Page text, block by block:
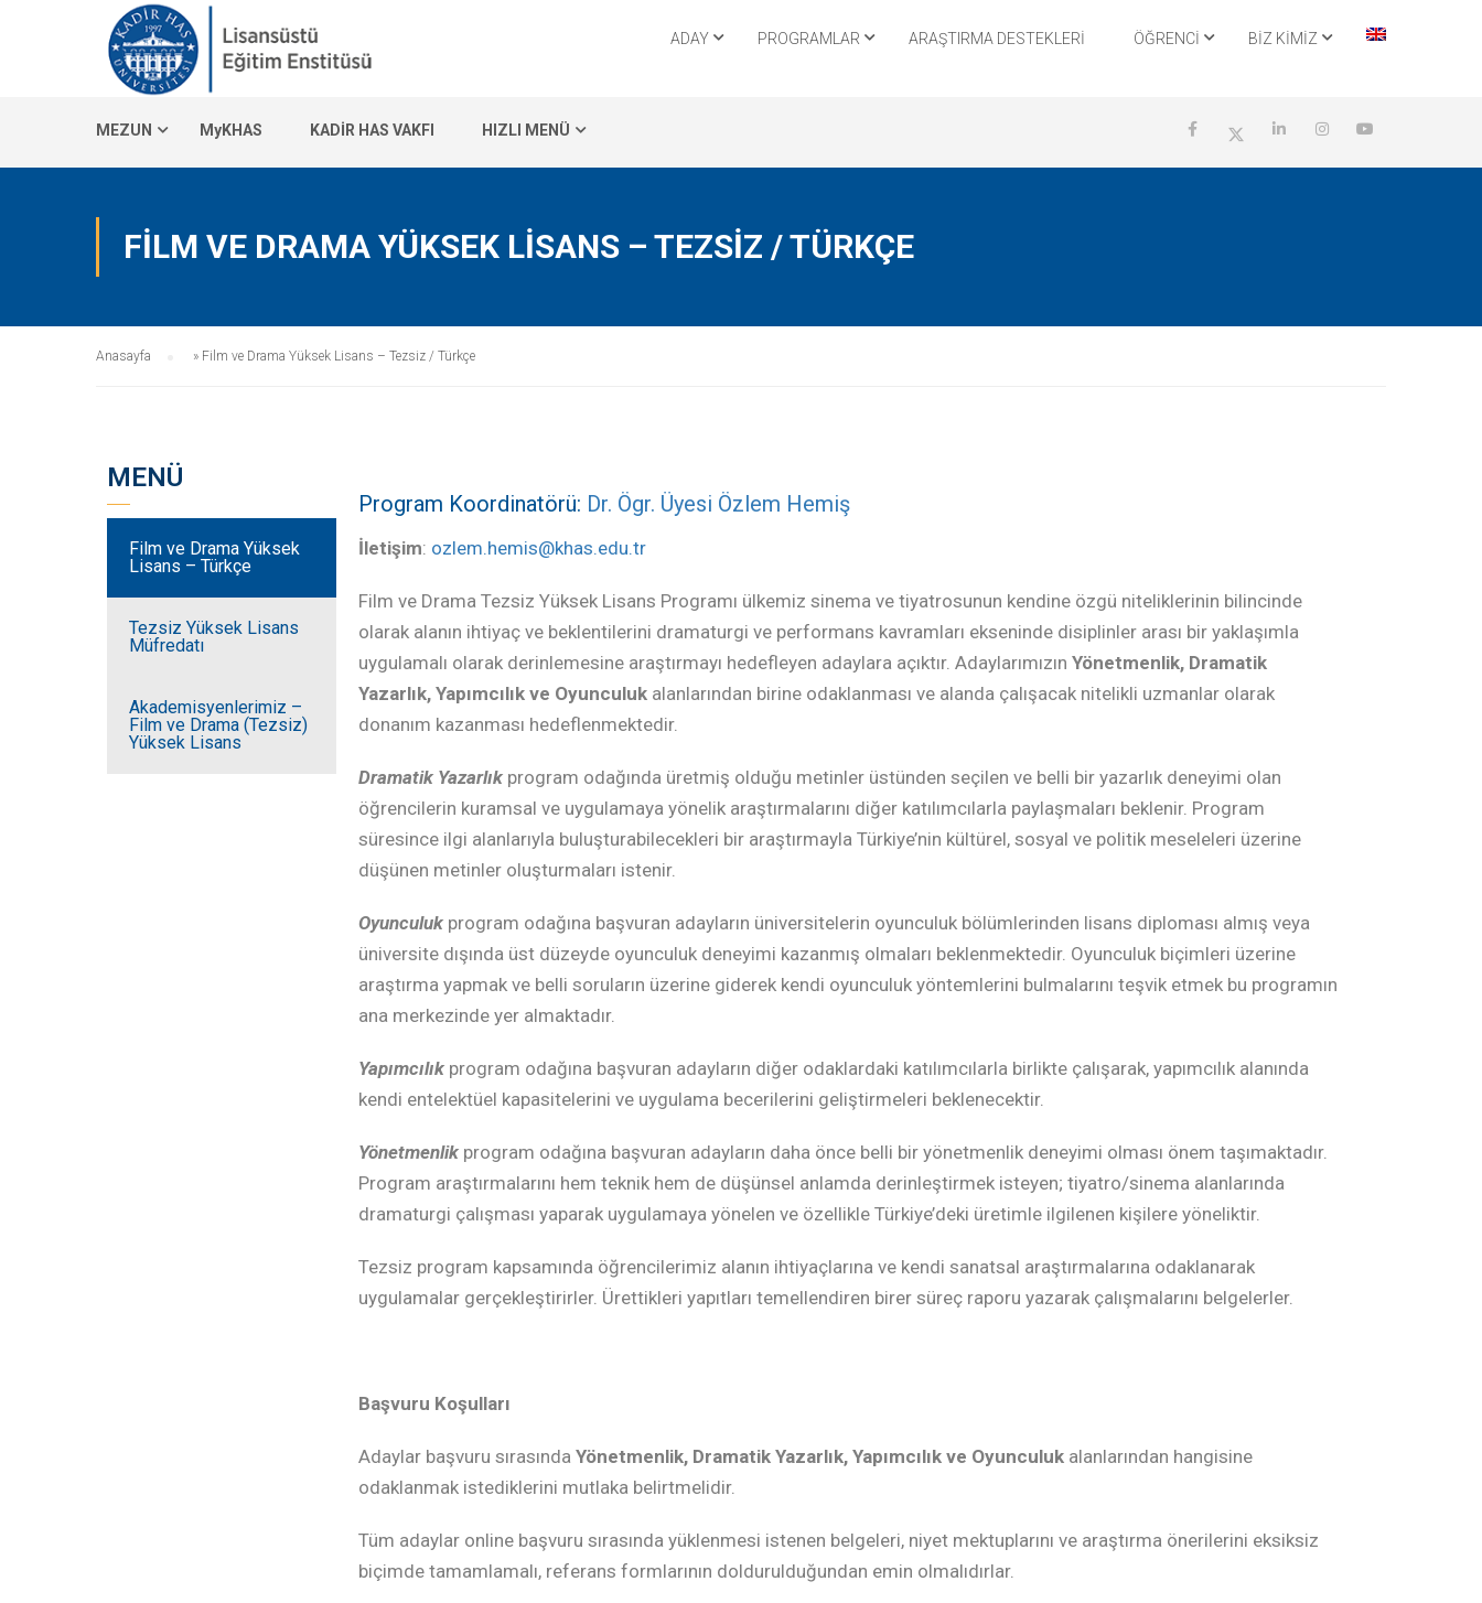
ADAY PROGRAMLAR ARAŞTIRMA DESTEKLERI ÖĞRENCİ BİZ KİMİZ
MEZUN MyKHAS KADİR HAS VAKFI HIZLI MENÜ
FILM VE DRAMA YÜKSEK LISANS – TEZSIZ / TÜRKÇE
Anasayfa » Film ve Drama Yüksek Lisans – Tezsiz / Türkçe
MENÜ
Film ve Drama Yüksek
Lisans – Türkçe
Tezsiz Yüksek Lisans
Müfredatı
Akademisyenlerimiz –
Film ve Drama (Tezsiz)
Yüksek Lisans
Program Koordinatörü: Dr. Ögr. Üyesi Özlem Hemiş
İletişim: ozlem.hemis@khas.edu.tr
Film ve Drama Tezsiz Yüksek Lisans Programı ülkemiz sinema ve tiyatrosunun kendine özgü niteliklerinin bilincinde
olarak alanın ihtiyaç ve beklentilerini dramaturgi ve performans kavramları ekseninde disiplinler arası bir yaklaşımla
uygulamalı olarak derinlemesine araştırmayı hedefleyen adaylara açıktır. Adaylarımızın Yönetmenlik, Dramatik
Yazarlık, Yapımcılık ve Oyunculukalanlarından birine odaklanması ve alanda çalışacak nitelikli uzmanlar olarak
donanım kazanması hedeflenmektedir.
Dramatik Yazarlık program odağında üretmiş olduğu metinler üstünden seçilen ve belli bir yazarlık deneyimi olan
öğrencilerin kuramsal ve uygulamaya yönelik araştırmalarını diğer katılımcılarla paylaşmaları beklenir. Program
süresince ilgi alanlarıyla buluşturabilecekleri bir araştırmayla Türkiye’nin kültürel, sosyal ve politik meseleleri üzerine
düşünen metinler oluşturmaları istenir.
Oyunculukprogram odağına başvuran adayların üniversitelerin oyunculuk bölümlerinden lisans diploması almış veya
üniversite dışında üst düzeyde oyunculuk deneyimi kazanmış olmaları beklenmektedir. Oyunculuk biçimleri üzerine
araştırma yapmak ve belli soruların üzerine giderek kendi oyunculuk yöntemlerini bulmalarını teşvik etmek bu programın
ana merkezinde yer almaktadır.
Yapımcılıkprogram odağına başvuran adayların diğer odaklardaki katılımcılarla birlikte çalışarak, yapımcılık alanında
kendi entelektüel kapasitelerini ve uygulama becerilerini geliştirmeleri beklenecektir.
Yönetmenlikprogram odağına başvuran adayların daha önce belli bir yönetmenlik deneyimi olması önem taşımaktadır.
Program araştırmalarını hem teknik hem de düşünsel anlamda derinleştirmek isteyen; tiyatro/sinema alanlarında
dramaturgi çalışması yaparak uygulamaya yönelen ve özellikle Türkiye’deki üretimle ilgilenen kişilere yöneliktir.
Tezsiz program kapsamında öğrencilerimiz alanın ihtiyaçlarına ve kendi sanatsal araştırmalarına odaklanarak
uygulamalar gerçekleştirirler. Ürettikleri yapıtları temellendiren birer süreç raporu yazarak çalışmalarını belgelerler.
Başvuru Koşulları
Adaylar başvuru sırasında Yönetmenlik, Dramatik Yazarlık, Yapımcılık ve Oyunculukalanlarından hangisine
odaklanmak istediklerini mutlaka belirtmelidir.
Tüm adaylar online başvuru sırasında yüklenmesi istenen belgeleri, niyet mektuplarını ve araştırma önerilerini eksiksiz
biçimde tamamlamalı, referans formlarının doldurulduğundan emin olmalıdırlar.